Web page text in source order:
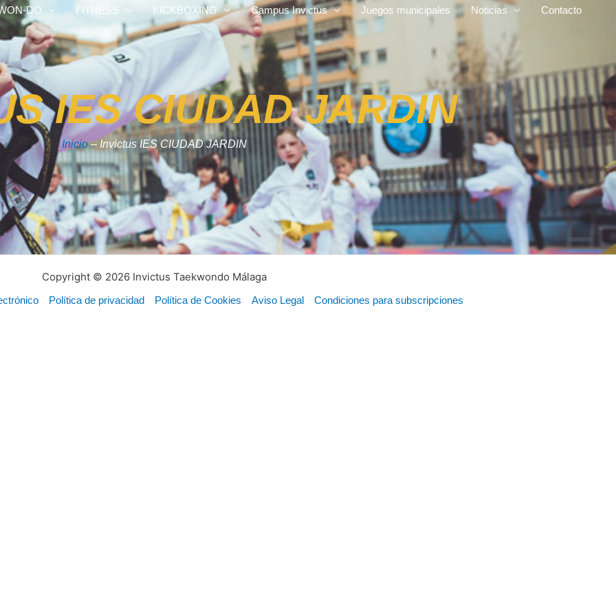
DO FITNESS KICKBOXING Campus Invictus Juegos municipales Noticias Contacto
IES CIUDAD JARDIN
Inicio– Invictus IES CIUDAD JARDIN
Copyright © 2026 Invictus Taekwondo Málaga
Política de privacidad Política de Cookies Aviso Legal Condiciones para subscripciones